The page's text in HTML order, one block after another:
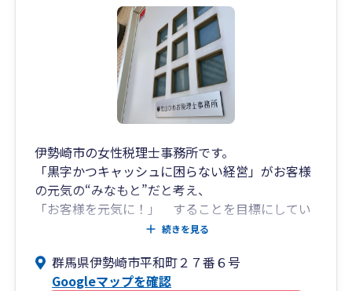
伊勢崎市の女性税理士事務所です。
「黒字かつキャッシュに困らない経営」がお客様
の元気の“みなもと”だと考え、
「お客様を元気に！」 することを目標にしてい
続きを見る
群馬県伊勢崎市平和町２７番６号
Googleマップを確認